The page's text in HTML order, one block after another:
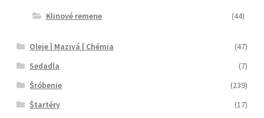
Klinové remene (44)
Oleje | Mazivá | Chémia
(47)
Sedadla
(7)
Šróbenie
(239)
Štartéry
(17)